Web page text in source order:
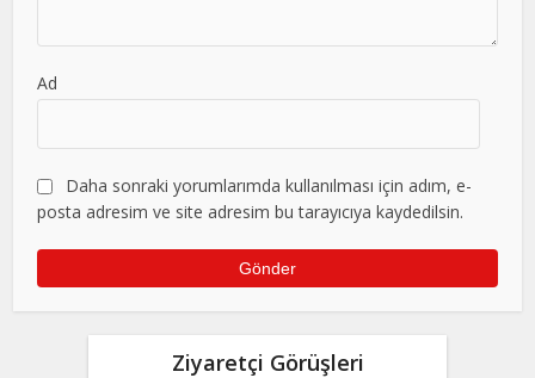
Ad
Daha sonraki yorumlarımda kullanılması için adım, e-
posta adresim ve site adresim bu tarayıcıya kaydedilsin.
Ziyaretçi Görüşleri